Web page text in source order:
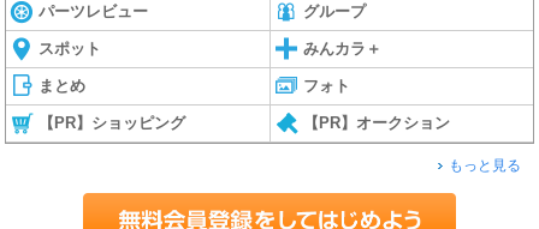
パーツレビュー グループ
スポット みんカラ＋
まとめ フォト
【PR】ショッピング 【PR】オークション
もっと見る